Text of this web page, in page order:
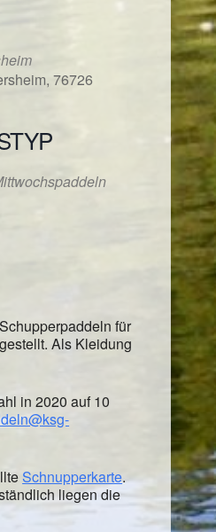
76726
für
Als Kleidung
in 2020 auf 10
Schnupperkarte.
liegen die